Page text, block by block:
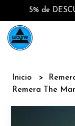
5% de
Inicio
Remera The